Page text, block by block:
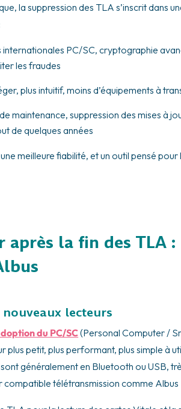
la suppression des TLA s’inscrit dans
PC/SC, cryptographie
les fraudes
plus intuitif, moins d’équipements à
maintenance, suppression des mises à
de quelques années
meilleure fiabilité, et un outil pensé
après la fin des TLA
lecteurs
du PC/SC(Personal Computer /
plus petit, plus performant, plus simple à
sont généralement en Bluetooth ou USB,
télétransmission comme Albus